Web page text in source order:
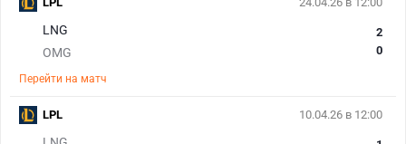
LNG
OMG
2
0
Перейти на матч
10.04.26 в 12:00
LPL